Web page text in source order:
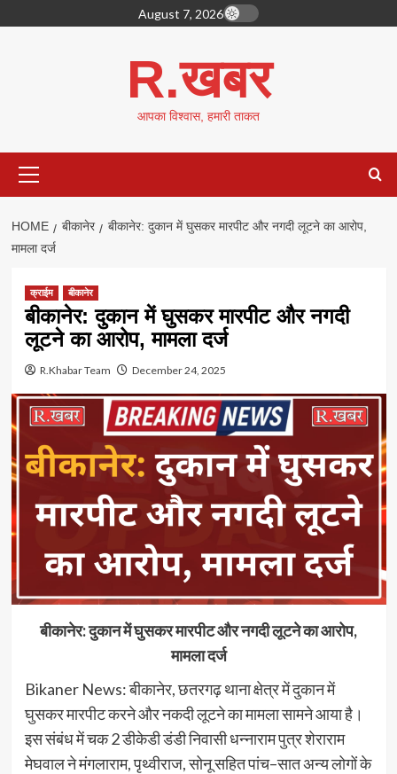
to
August 7, 2026
R.खबर
आपका विश्वास, हमारी ताकत
Menu
HOME बीकानेर
बीकानेर: दुकान में घुसकर मारपीट और नगदी लूटने का आरोप,
मामला दर्ज
क्राईम बीकानेर
बीकानेर: दुकान में घुसकर मारपीट और नगदी
लूटने का आरोप, मामला दर्ज
R.Khabar Team December 24, 2025
बीकानेर: दुकान में घुसकर मारपीट और नगदी लूटने का आरोप,
मामला दर्ज
Bikaner News: बीकानेर, छतरगढ़ थाना क्षेत्र में दुकान में
घुसकर मारपीट करने और नकदी लूटने का मामला सामने आया है।
इस संबंध में चक 2 डीकेडी डंडी निवासी धन्नाराम पुत्र शेराराम
मेघवाल ने मंगलाराम, पृथ्वीराज, सोनू सहित पांच–सात अन्य लोगों के